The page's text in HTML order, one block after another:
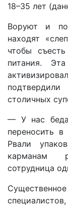
18–35 лет
Воруют и
находят
чтобы
питания.
столичных
— У нас беда
переносить
Рвали
карманам
сотрудница